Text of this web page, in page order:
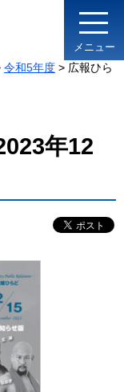
メニュー
令和5年度 > 広報ひら
年12